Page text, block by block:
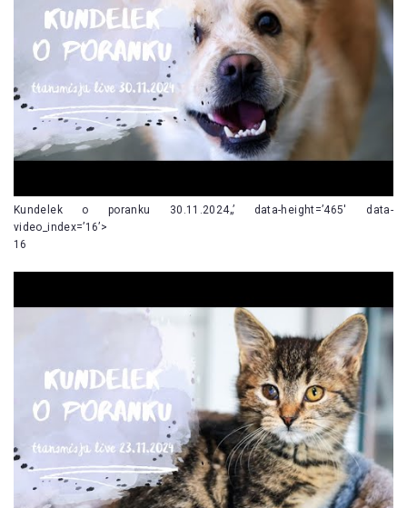
Kundelek o poranku 30.11.2024„’ data-height=’465′ data-
video_index=’16’>
16